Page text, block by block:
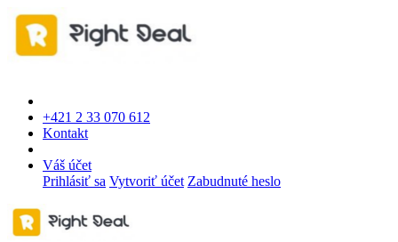
+421 2 33 070 612
Kontakt
Váš účet
Prihlásiť sa Vytvoriť účet Zabudnuté heslo